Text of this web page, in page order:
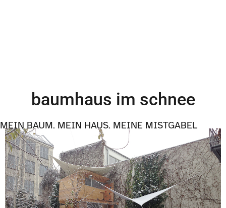
baumhaus im schnee
MEIN BAUM, MEIN HAUS, MEINE MISTGABEL